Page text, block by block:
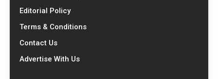
Editorial Policy
Terms & Conditions
Contact Us
Advertise With Us